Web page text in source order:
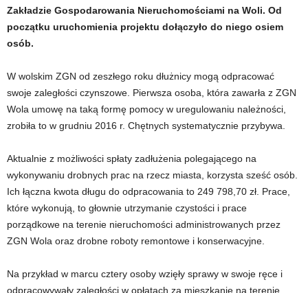
Zakładzie Gospodarowania Nieruchomościami na Woli. Od
początku uruchomienia projektu dołączyło do niego osiem
osób.
W wolskim ZGN od zeszłego roku dłużnicy mogą odpracować
swoje zaległości czynszowe. Pierwsza osoba, która zawarła z ZGN
Wola umowę na taką formę pomocy w uregulowaniu należności,
zrobiła to w grudniu 2016 r. Chętnych systematycznie przybywa.
Aktualnie z możliwości spłaty zadłużenia polegającego na
wykonywaniu drobnych prac na rzecz miasta, korzysta sześć osób.
Ich łączna kwota długu do odpracowania to 249 798,70 zł. Prace,
które wykonują, to głownie utrzymanie czystości i prace
porządkowe na terenie nieruchomości administrowanych przez
ZGN Wola oraz drobne roboty remontowe i konserwacyjne.
Na przykład w marcu cztery osoby wzięły sprawy w swoje ręce i
odpracowywały zaległości w opłatach za mieszkanie na terenie